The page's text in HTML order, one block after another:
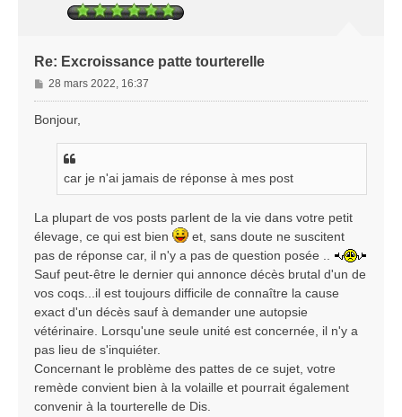
Re: Excroissance patte tourterelle
M
e
28 mars 2022, 16:37
Bonjour,
car je n'ai jamais de réponse à mes post
La plupart de vos posts parlent de la vie dans votre petit
élevage, ce qui est bien
et, sans doute ne suscitent
pas de réponse car, il n'y a pas de question posée ..
Sauf peut-être le dernier qui annonce décès brutal d'un de
vos coqs...il est toujours difficile de connaître la cause
exact d'un décès sauf à demander une autopsie
vétérinaire. Lorsqu'une seule unité est concernée, il n'y a
pas lieu de s'inquiéter.
Concernant le problème des pattes de ce sujet, votre
remède convient bien à la volaille et pourrait également
convenir à la tourterelle de Dis.